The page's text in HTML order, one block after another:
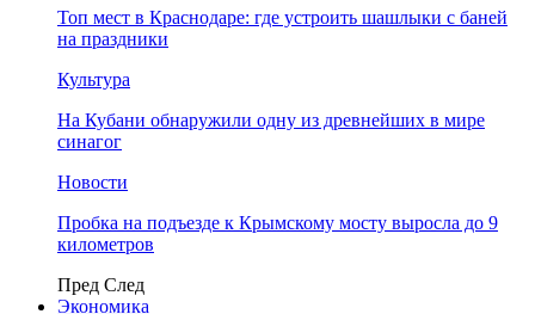
Топ мест в Краснодаре: где устроить шашлыки с баней
на праздники
Культура
На Кубани обнаружили одну из древнейших в мире
синагог
Новости
Пробка на подъезде к Крымскому мосту выросла до 9
километров
Пред След
Экономика